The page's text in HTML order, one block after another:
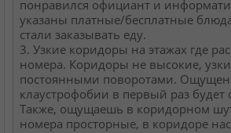
понравился официант и
указаны платные/бесплатные
стали заказывать еду.
3. Узкие коридоры на этажах где
номера. Коридоры не высокие,
постоянными поворотами.
клаустрофобии в первый раз будет
Также, ощущаешь в коридорном
номера просторные, в коридоре